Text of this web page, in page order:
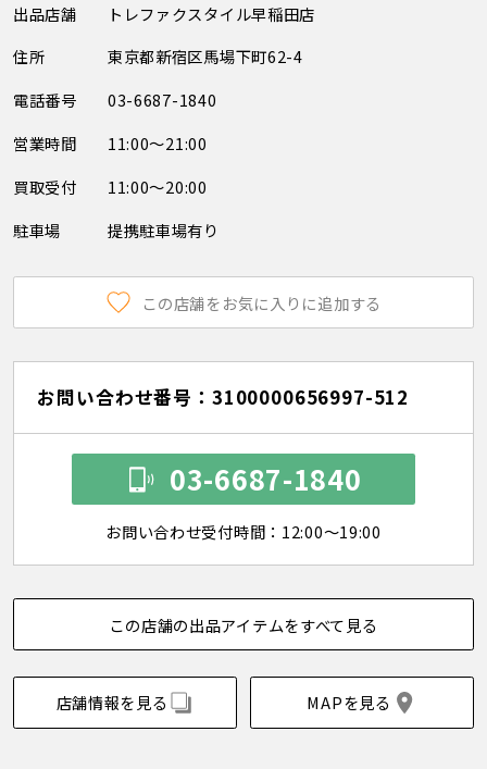
出品店舗
トレファクスタイル早稲田店
住所
東京都新宿区馬場下町62-4
電話番号
03-6687-1840
営業時間
11:00～21:00
買取受付
11:00～20:00
駐車場
提携駐車場有り
この店舗をお気に入りに追加する
お問い合わせ番号：3100000656997-512
03-6687-1840
お問い合わせ受付時間：12:00～19:00
この店舗の出品アイテムをすべて見る
店舗情報を見る MAPを見る